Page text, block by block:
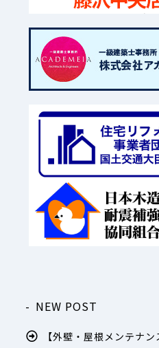
NEW POST
【外壁・屋根メンテナ